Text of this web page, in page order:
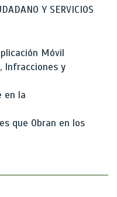
Y SERVICIOS
Móvil
Infracciones y
en la
que Obran en los